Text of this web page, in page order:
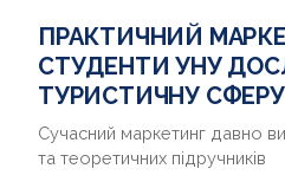
ПРАКТИЧНИЙ
СТУДЕНТИ УНУ
ТУРИСТИЧНУ СФЕРУ
Сучасний маркетинг давно
та теоретичних підручників